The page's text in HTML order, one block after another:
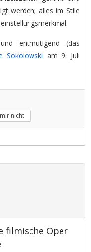
werden; alles im Stile
entmutigend (das
Sokolowski am 9. Juli
nicht
filmische Oper